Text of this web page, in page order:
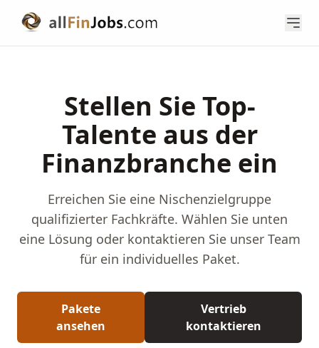
Stellen Sie Top-
Talente aus der
Finanzbranche ein
Erreichen Sie eine Nischenzielgruppe
qualifizierter Fachkräfte. Wählen Sie unten
eine Lösung oder kontaktieren Sie unser Team
für ein individuelles Paket.
Pakete
ansehen
Vertrieb
kontaktieren